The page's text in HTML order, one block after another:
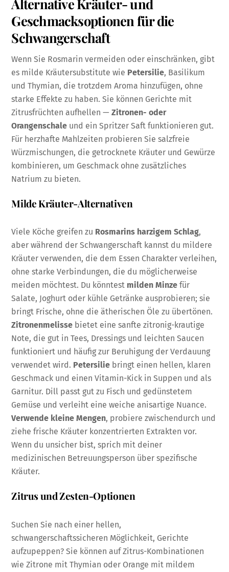
Alternative Kräuter- und
Geschmacksoptionen für die
Schwangerschaft
Wenn Sie Rosmarin vermeiden oder einschränken, gibt
es milde Kräutersubstitute wie Petersilie, Basilikum
und Thymian, die trotzdem Aroma hinzufügen, ohne
starke Effekte zu haben. Sie können Gerichte mit
Zitrusfrüchten aufhellen —Zitronen- oder
Orangenschale und ein Spritzer Saft funktionieren gut.
Für herzhafte Mahlzeiten probieren Sie salzfreie
Würzmischungen, die getrocknete Kräuter und Gewürze
kombinieren, um Geschmack ohne zusätzliches
Natrium zu bieten.
Milde Kräuter-Alternativen
Viele Köche greifen zu Rosmarins harzigem Schlag,
aber während der Schwangerschaft kannst du mildere
Kräuter verwenden, die dem Essen Charakter verleihen,
ohne starke Verbindungen, die du möglicherweise
meiden möchtest. Du könntest milden Minze für
Salate, Joghurt oder kühle Getränke ausprobieren; sie
bringt Frische, ohne die ätherischen Öle zu übertönen.
Zitronenmelisse bietet eine sanfte zitronig-krautige
Note, die gut in Tees, Dressings und leichten Saucen
funktioniert und häufig zur Beruhigung der Verdauung
verwendet wird. Petersilie bringt einen hellen, klaren
Geschmack und einen Vitamin-Kick in Suppen und als
Garnitur. Dill passt gut zu Fisch und gedünstetem
Gemüse und verleiht eine weiche anisartige Nuance.
Verwende kleine Mengen, probiere zwischendurch und
ziehe frische Kräuter konzentrierten Extrakten vor.
Wenn du unsicher bist, sprich mit deiner
medizinischen Betreuungsperson über spezifische
Kräuter.
Zitrus und Zesten-Optionen
Suchen Sie nach einer hellen,
schwangerschaftssicheren Möglichkeit, Gerichte
aufzupeppen? Sie können auf Zitrus-Kombinationen
wie Zitrone mit Thymian oder Orange mit mildem